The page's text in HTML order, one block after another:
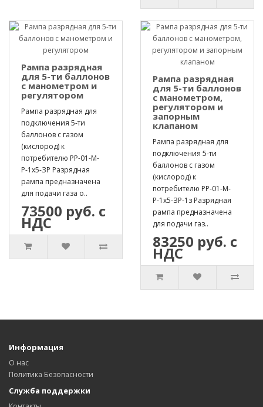
Рампа разрядная
для 5-ти баллонов
с манометром и
регулятором
Рампа разрядная для
подключения 5-ти
баллонов с газом
(кислород) к
потребителю РР-01-М-
Р-1х5-ЗР Разрядная
рампа предназначена
для подачи газа о..
73500 руб. с
НДС
Рампа разрядная
для 5-ти баллонов
с манометром,
регулятором и
запорным
клапаном
Рампа разрядная для
подключения 5-ти
баллонов с газом
(кислород) к
потребителю РР-01-М-
Р-1х5-ЗР-1з Разрядная
рампа предназначена
для подачи газ..
83250 руб. с
НДС
Информация
О нас
Политика Безопасности
Служба поддержки